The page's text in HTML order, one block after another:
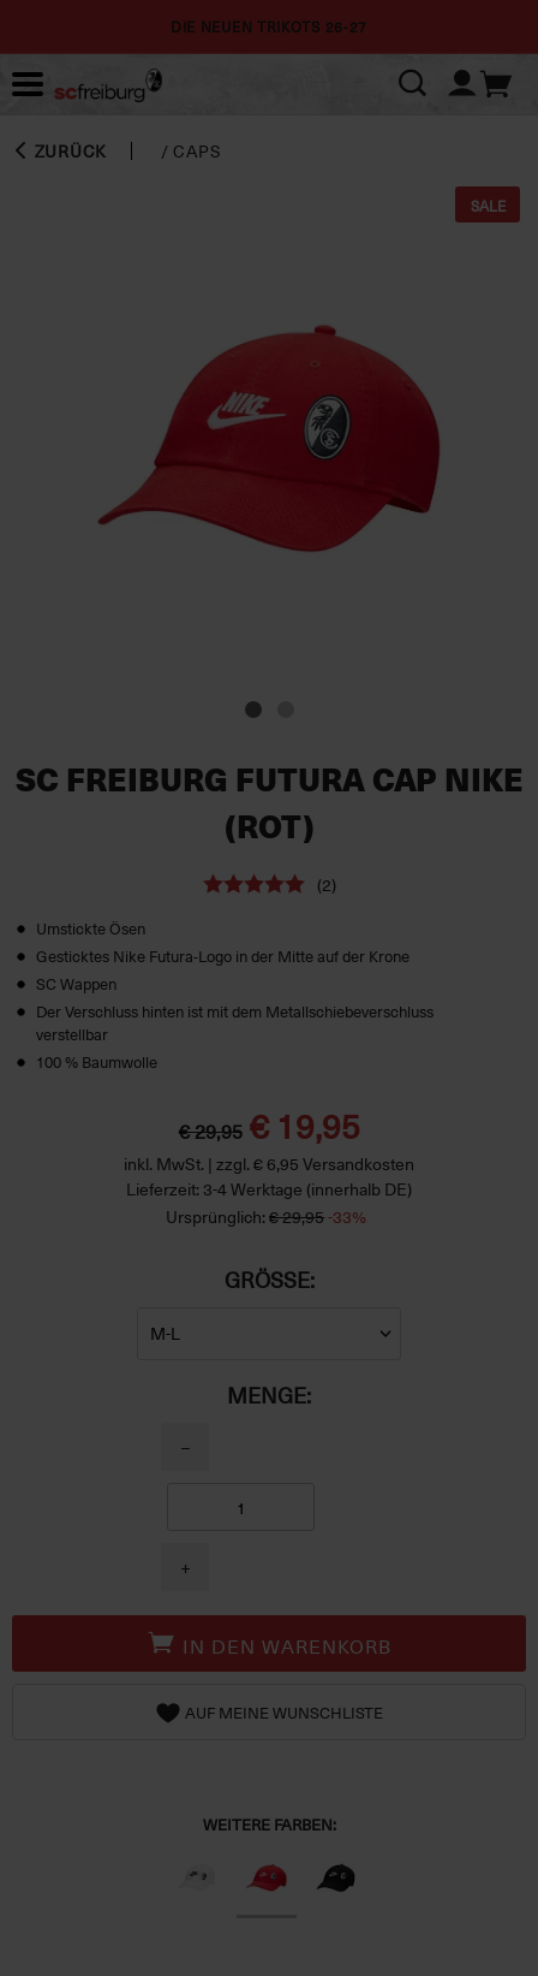
DIE NEUEN TRIKOTS 26-27
ZURÜCK / CAPS
SALE
SC FREIBURG FUTURA CAP NIKE
(ROT)
(2)
Umstickte Ösen
Gesticktes Nike Futura-Logo in der Mitte auf der Krone
SC Wappen
Der Verschluss hinten ist mit dem Metallschiebeverschluss
verstellbar
100 % Baumwolle
€ 29,95 € 19,95
inkl. MwSt. | zzgl. € 6,95 Versandkosten
Lieferzeit: 3-4 Werktage (innerhalb DE)
Ursprünglich: € 29,95-33%
GRÖSSE:
MENGE:
−
+
IN DEN WARENKORB
AUF MEINE WUNSCHLISTE
WEITERE FARBEN: